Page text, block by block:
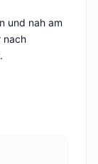
und nah am
nach